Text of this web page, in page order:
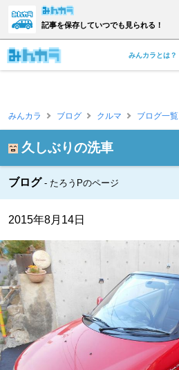
記事を保存していつでも見られる！
みんカラとは？
みんカラ ブログ クルマ ブログ一覧
久しぶりの洗車
ブログ たろうPのページ
2015年8月14日